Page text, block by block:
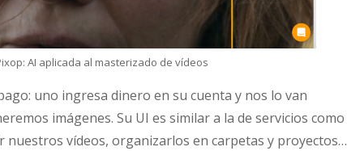
AI aplicada al masterizado de vídeos
uno ingresa dinero en su cuenta y nos lo van
imágenes. Su UI es similar a la de servicios como
nuestros vídeos, organizarlos en carpetas y proyectos…